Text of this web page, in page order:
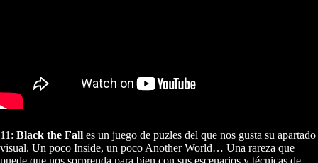
11: Black the Fall es un juego de puzles del que nos gusta su apartado
visual. Un poco Inside, un poco Another World… Una rareza que